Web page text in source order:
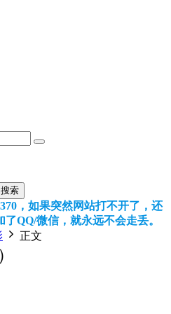
搜索
，如果突然网站打不开了，还
QQ/微信，就永远不会走丢。
正文